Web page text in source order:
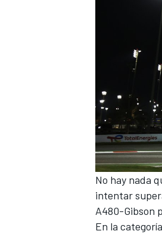
No hay nada
intentar
A480-Gibson
En la